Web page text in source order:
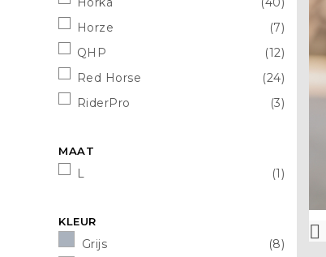
Horze
(7)
QHP
(12)
Red Horse
(24)
RiderPro
(3)
MAAT
L (1)
KLEUR
Grijs
(8)
